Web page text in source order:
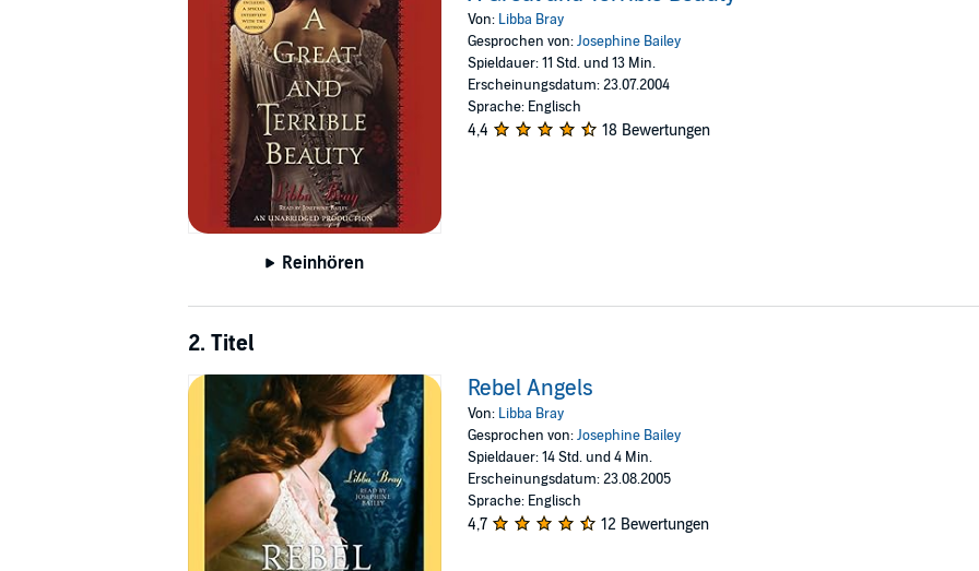
“A delicious, elegant gothic.”— , Starred
“Shivery with both passion and terror.”—Kirkus Reviews
"Compulsively readable." --VOYA
A New York Times Bestseller
A Publishers Weekly Bestseller
A Book Sense Bestseller
BBYA (ALA/YALSA Best Book for Young Adults)
Garden State Teen Book Award
Reinhören
Von: Libba Bray
Gesprochen von:Josephine Bailey
Spieldauer: 11 Std. und 13 Min.
Erscheinungsdatum: 23.07.2004
Sprache: Englisch
4,4 18 Bewertungen
2. Titel
Rebel Angels
Von: Libba Bray
Gesprochen von:Josephine Bailey
Spieldauer: 14 Std. und 4 Min.
Erscheinungsdatum: 23.08.2005
Sprache: Englisch
4,7 12 Bewertungen